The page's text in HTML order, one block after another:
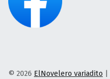
© 2026 ElNovelero variadito |